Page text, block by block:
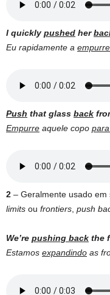
I quickly pushed her
Eu rapidamente a
Push that glass back
Empurre aquele copo
2 – Geralmente usado
limits ou frontiers push
We’re pushing back the
Estamos expandindo as